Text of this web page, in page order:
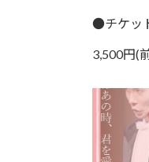
●チケッ
3,500円(